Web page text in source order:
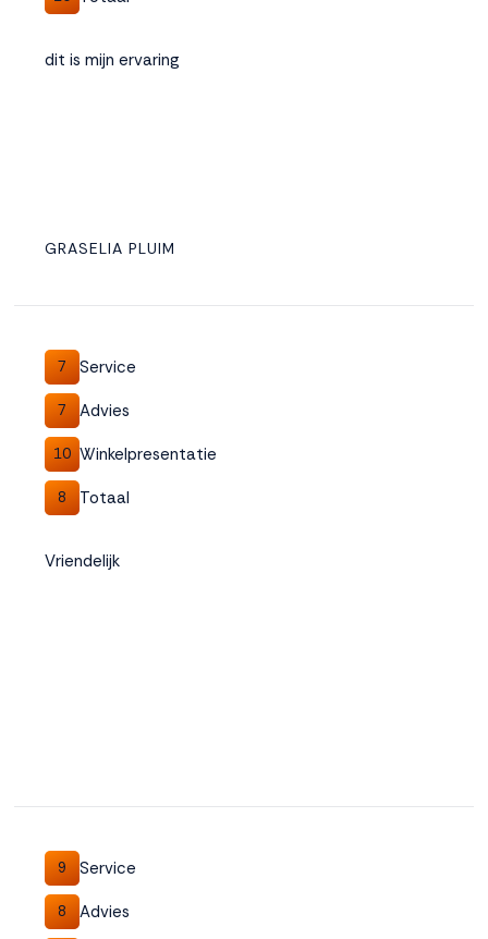
dit is mijn ervaring
GRASELIA PLUIM
7 Service
7 Advies
10 Winkelpresentatie
8 Totaal
Vriendelijk
9 Service
8 Advies